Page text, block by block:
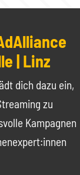
| Linz
dich dazu ein,
zu
Kampagnen